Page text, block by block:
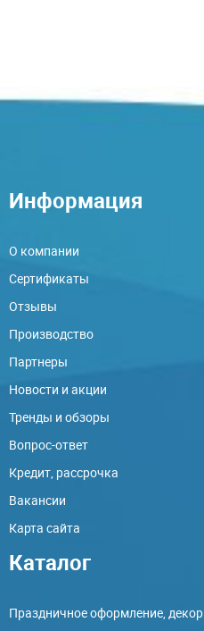
Информация
О компании
Сертификаты
Отзывы
Производство
Партнеры
Новости и акции
Тренды и обзоры
Вопрос-ответ
Кредит, рассрочка
Вакансии
Карта сайта
Каталог
Праздничное оформление, декор